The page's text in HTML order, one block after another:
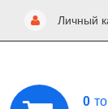
Личный
0